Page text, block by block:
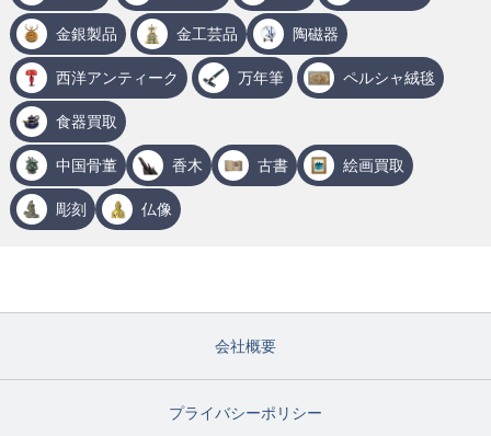
金銀製品 金工芸品 陶磁器
西洋アンティーク 万年筆 ペルシャ絨毯
食器買取
中国骨董 香木 古書 絵画買取
彫刻 仏像
会社概要
プライバシーポリシー